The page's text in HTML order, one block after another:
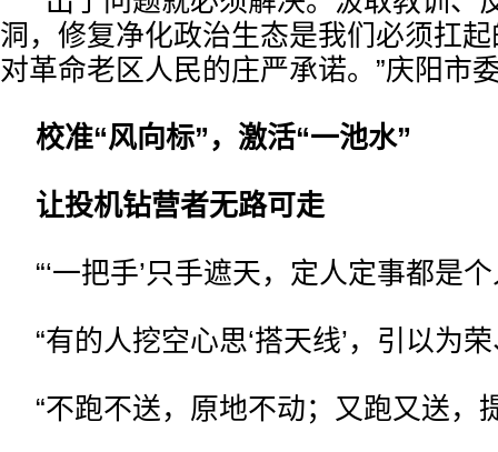
洞，修复净化政治生态是我们必须扛
对革命老区人民的庄严承诺。”庆阳市
校准“风向标”，激活“一池水”
让投机钻营者无路可走
“‘一把手’只手遮天，定人定事都是
“有的人挖空心思‘搭天线’，引以为
“不跑不送，原地不动；又跑又送，